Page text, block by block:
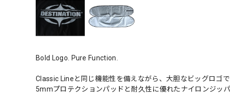
Bold Logo. Pure Function.
Classic Lineと同じ機能性を備えながら、大胆なビッグロゴで
5mmプロテクションパッドと耐久性に優れたナイロンジッ